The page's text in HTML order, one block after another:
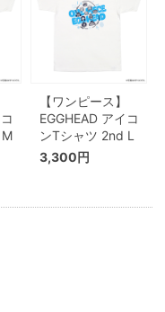
【ワンピース】
EGGHEAD アイコ
ンTシャツ 2nd L
3,300円